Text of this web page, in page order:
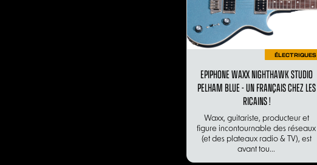
ÉLECTRIQUES
EPIPHONE WAXX NIGHTHAWK STUDIO
PELHAM BLUE - UN FRANÇAIS CHEZ LES
RICAINS !
Waxx, guitariste, producteur et
figure incontournable des réseaux
(et des plateaux radio & TV), est
avant tou...